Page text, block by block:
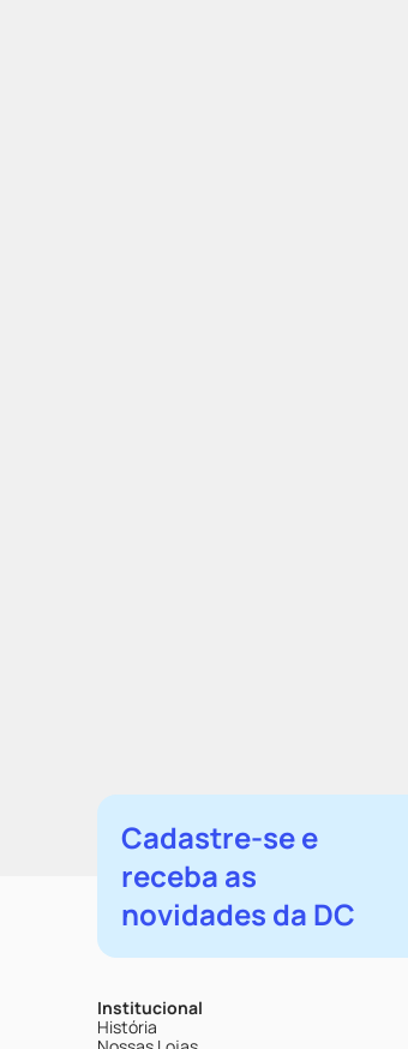
Cadastre-se e
receba as
novidades da DC
Institucional
História